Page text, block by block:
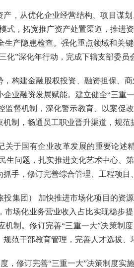
，从优化企业经营结构、项目谋
式，拓宽推广资产处置渠道，推进
生产隐患检查。强化重点领域和关
”深化年行动，完成下辖支部委员
构建金融股权投资、融资担保、
业融资发展赋能。建立健全“三重
监督机制，深化警示教育、以案促
制，畅通员工职业晋升渠道，规范
关于国有企业改革发展的重要论述
生问题，扎实推进文化艺术中心、
手，修订完善综合管理、工程项目
集团） 加快推进市场化项目的资
场化业务营业收入占比实现稳步
制。修订完善“三重一大”决策制
范干部教育管理，完善人才选拔、
，修订完善“三重一大”决策制度实